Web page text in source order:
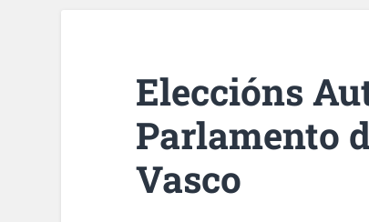
Eleccións
Parlamento
Vasco